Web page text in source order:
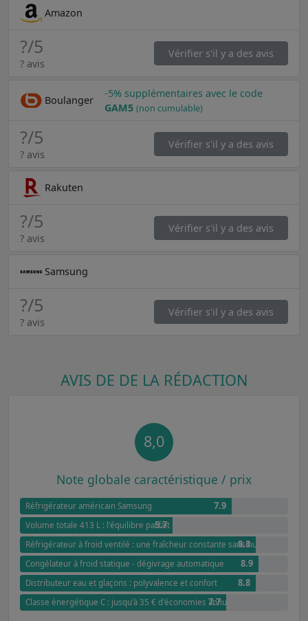
Amazon
?/5
? avis
Vérifier s'il y a des avis
Boulanger
-5% supplémentaires avec le code
GAM5 (non cumulable)
?/5
? avis
Vérifier s'il y a des avis
Rakuten
?/5
? avis
Vérifier s'il y a des avis
Samsung
?/5
? avis
Vérifier s'il y a des avis
AVIS DE DE LA RÉDACTION
8,0
Note globale caractéristique / prix
Réfrigérateur américain Samsung 7.9
Volume totale 413 L : l'équilibre parfait pour la famille
5.7
Réfrigérateur à froid ventilé : une fraîcheur constante sans humidité
8.8
Congélateur à froid statique - dégivrage automatique 8.9
Distributeur eau et glaçons : polyvalence et confort 8.8
Classe énergétique C : jusqu'à 35 € d'économies annuelles par rapport à G
7.7